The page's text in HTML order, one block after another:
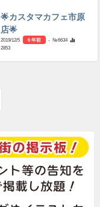
🌟カスタマカフェ市原
店🌟
2019/12/5 6 年前
- №6634
2853